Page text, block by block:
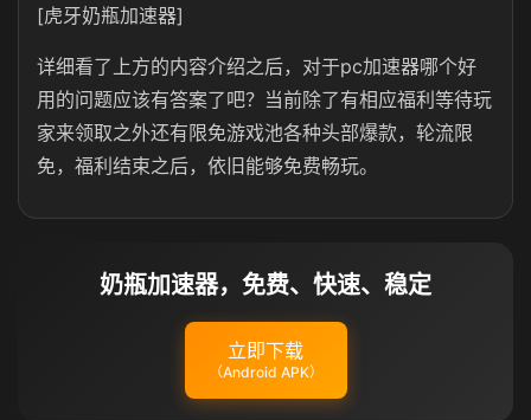
[虎牙奶瓶加速器]
详细看了上方的内容介绍之后，对于pc加速器哪个好
用的问题应该有答案了吧？当前除了有相应福利等待玩
家来领取之外还有限免游戏池各种头部爆款，轮流限
免，福利结束之后，依旧能够免费畅玩。
奶瓶加速器，免费、快速、稳定
立即下载
（Android APK）